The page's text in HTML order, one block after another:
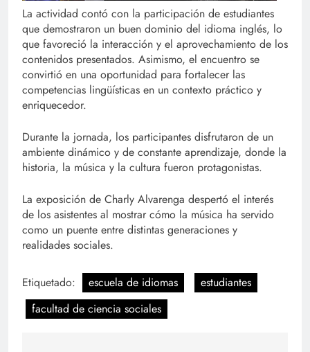
La actividad contó con la participación de estudiantes
que demostraron un buen dominio del idioma inglés, lo
que favoreció la interacción y el aprovechamiento de los
contenidos presentados. Asimismo, el encuentro se
convirtió en una oportunidad para fortalecer las
competencias lingüísticas en un contexto práctico y
enriquecedor.
Durante la jornada, los participantes disfrutaron de un
ambiente dinámico y de constante aprendizaje, donde la
historia, la música y la cultura fueron protagonistas.
La exposición de Charly Alvarenga despertó el interés
de los asistentes al mostrar cómo la música ha servido
como un puente entre distintas generaciones y
realidades sociales.
Etiquetado: escuela de idiomas
estudiantes
facultad de ciencia sociales